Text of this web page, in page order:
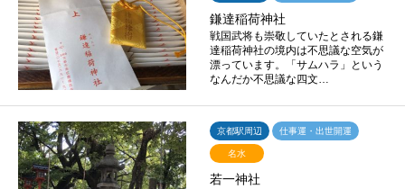
鎌達稲荷神社
戦国武将も崇敬していたとされる鎌
達稲荷神社の境内は不思議な空気が
漂っています。「サムハラ」という
なんだか不思議な四文…
京都駅周辺 仕事運・出世開運
名水
若一神社